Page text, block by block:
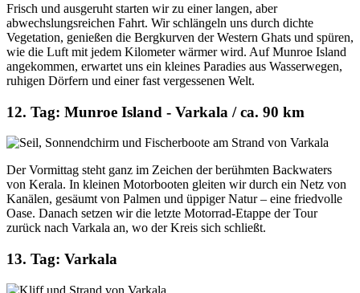
Frisch und ausgeruht starten wir zu einer langen, aber
abwechslungsreichen Fahrt. Wir schlängeln uns durch dichte
Vegetation, genießen die Bergkurven der Western Ghats und spüren,
wie die Luft mit jedem Kilometer wärmer wird. Auf Munroe Island
angekommen, erwartet uns ein kleines Paradies aus Wasserwegen,
ruhigen Dörfern und einer fast vergessenen Welt.
12. Tag: Munroe Island - Varkala / ca. 90 km
Der Vormittag steht ganz im Zeichen der berühmten Backwaters
von Kerala. In kleinen Motorbooten gleiten wir durch ein Netz von
Kanälen, gesäumt von Palmen und üppiger Natur – eine friedvolle
Oase. Danach setzen wir die letzte Motorrad-Etappe der Tour
zurück nach Varkala an, wo der Kreis sich schließt.
13. Tag: Varkala